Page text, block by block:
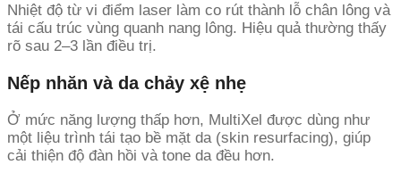
Nhiệt độ từ vi điểm laser làm co rút thành lỗ chân lông và
tái cấu trúc vùng quanh nang lông. Hiệu quả thường thấy
rõ sau 2–3 lần điều trị.
Nếp nhăn và da chảy xệ nhẹ
Ở mức năng lượng thấp hơn, MultiXel được dùng như
một liệu trình tái tạo bề mặt da (skin resurfacing), giúp
cải thiện độ đàn hồi và tone da đều hơn.